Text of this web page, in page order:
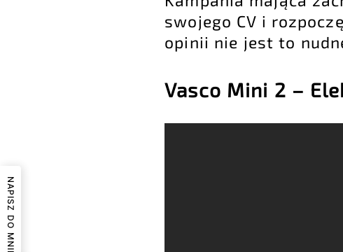
swojego CV i
opinii nie jest to
Vasco Mini 2 –
NAPISZ DO MNIE